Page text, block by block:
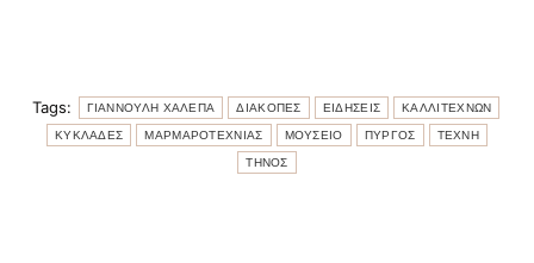
Tags: ΓΙΑΝΝΟΥΛΗ ΧΑΛΕΠΑ ΔΙΑΚΟΠΕΣ ΕΙΔΗΣΕΙΣ ΚΑΛΛΙΤΕΧΝΩΝ
ΚΥΚΛΑΔΕΣ ΜΑΡΜΑΡΟΤΕΧΝΙΑΣ ΜΟΥΣΕΙΟ ΠΥΡΓΟΣ ΤΕΧΝΗ
ΤΗΝΟΣ